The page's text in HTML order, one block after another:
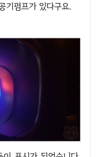
기펌프가 있다구요.